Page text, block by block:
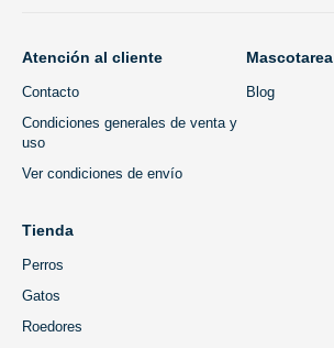
Atención al cliente
Contacto
Condiciones generales de venta y
uso
Ver condiciones de envío
Mascotarea
Blog
Tienda
Perros
Gatos
Roedores